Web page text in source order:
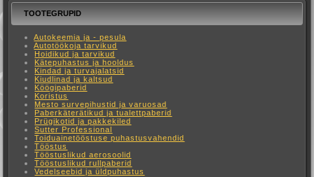
TOOTEGRUPID
Autokeemia ja - pesula
Autotöökoja tarvikud
Hoidikud ja tarvikud
Kätepuhastus ja hooldus
Kindad ja turvajalatsid
Kiudlinad ja kaltsud
Köögipaberid
Koristus
Mesto survepihustid ja varuosad
Paberkäterätikud ja tualettpaberid
Prügikotid ja pakkekiled
Sutter Professional
Toiduainetööstuse puhastusvahendid
Tööstus
Tööstuslikud aerosoolid
Tööstuslikud rullpaberid
Vedelseebid ja üldpuhastus